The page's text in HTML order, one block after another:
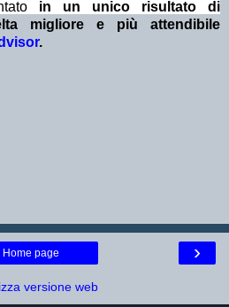
in un unico risultato di
migliore e più attendibile
.
›
Home page
versione web